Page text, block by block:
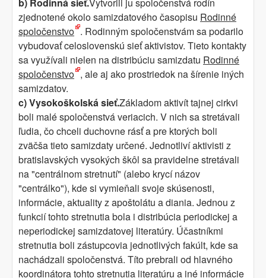
zjednotené okolo samizdatového časopisu Rodinné
spoločenstvo . Rodinným spoločenstvám sa podarilo
vybudovať celoslovenskú sieť aktivistov. Tieto kontakty
sa využívali nielen na distribúciu samizdatu Rodinné
spoločenstvo , ale aj ako prostriedok na šírenie iných
samizdatov.
c) Vysokoškolská sieť.Základom aktivít tajnej cirkvi
boli malé spoločenstvá veriacich. V nich sa stretávali
ľudia, čo chceli duchovne rásť a pre ktorých boli
zväčša tieto samizdaty určené. Jednotliví aktivisti z
bratislavských vysokých škôl sa pravidelne stretávali
na "centrálnom stretnutí" (alebo krycí názov
"centrálko"), kde si vymieňali svoje skúsenosti,
informácie, aktuality z apoštolátu a diania. Jednou z
funkcií tohto stretnutia bola i distribúcia periodickej a
neperiodickej samizdatovej literatúry. Účastníkmi
stretnutia boli zástupcovia jednotlivých fakúlt, kde sa
nachádzali spoločenstvá. Títo prebrali od hlavného
koordinátora tohto stretnutia literatúru a iné informácie